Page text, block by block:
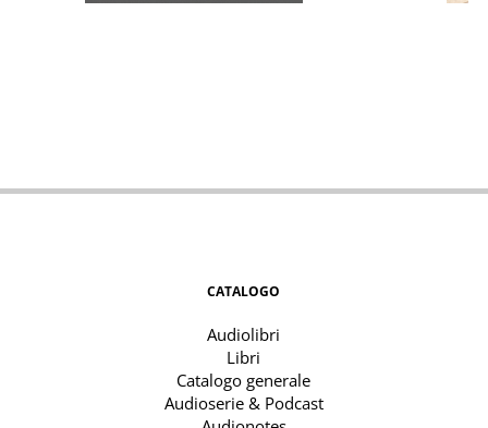
CATALOGO
Audiolibri
Libri
Catalogo generale
Audioserie & Podcast